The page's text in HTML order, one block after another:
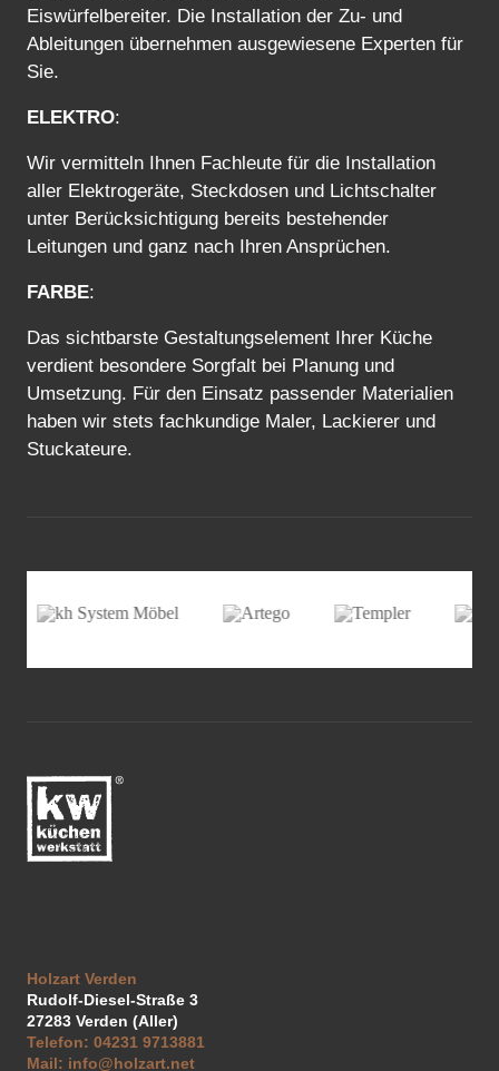
Eiswürfelbereiter. Die Installation der Zu- und
Ableitungen übernehmen ausgewiesene Experten für
Sie.
ELEKTRO:
Wir vermitteln Ihnen Fachleute für die Installation
aller Elektrogeräte, Steckdosen und Lichtschalter
unter Berücksichtigung bereits bestehender
Leitungen und ganz nach Ihren Ansprüchen.
FARBE:
Das sichtbarste Gestaltungselement Ihrer Küche
verdient besondere Sorgfalt bei Planung und
Umsetzung. Für den Einsatz passender Materialien
haben wir stets fachkundige Maler, Lackierer und
Stuckateure.
Holzart Verden
Rudolf-Diesel-Straße 3
27283 Verden (Aller)
Telefon: 04231 9713881
Mail: info@holzart.net